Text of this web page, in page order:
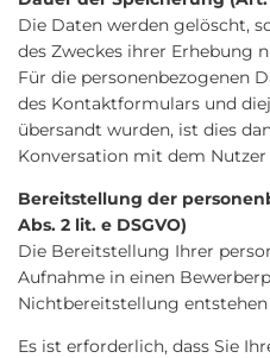
Die Daten werden gelöscht,
des Zweckes ihrer Erhebung
Für die personenbezogenen
des Kontaktformulars und
übersandt wurden, ist dies
Konversation mit dem Nutzer
Bereitstellung der
Abs. 2 lit. e DSGVO)
Die Bereitstellung Ihrer
Aufnahme in einen
Nichtbereitstellung entstehen
Es ist erforderlich, dass Sie